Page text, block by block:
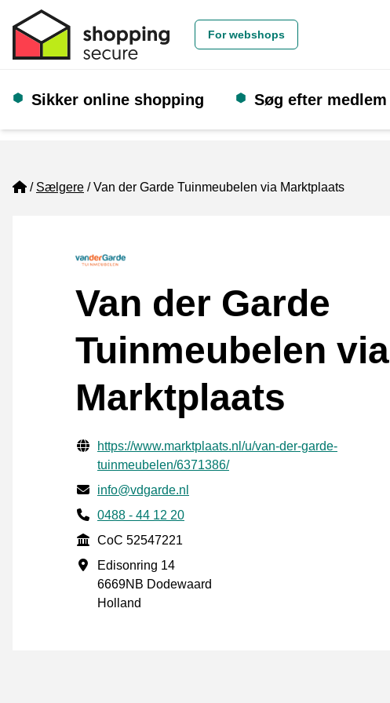
For webshops
Sikker online shopping Søg efter medlem
Home
Sælgere Van der Garde Tuinmeubelen via Marktplaats
Van der Garde
Tuinmeubelen via
Marktplaats
Verificerede kontaktoplysninger
Website URL
https://www.marktplaats.nl/u/van-der-garde-
tuinmeubelen/6371386/
E-mail
info@vdgarde.nl
Phone number
0488 - 44 12 20
CoC
CoC 52547221
Forretningsadresse
Edisonring 14
6669NB Dodewaard
Holland